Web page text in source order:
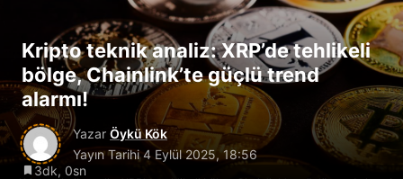
Kripto teknik analiz: XRP’de tehlikeli
bölge, Chainlink’te güçlü trend
alarmı!
Yazar Öykü Kök
Yayın Tarihi4 Eylül 2025, 18:56
3dk, 0sn